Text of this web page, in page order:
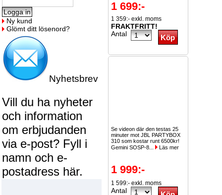
Ny kund
Glömt ditt lösenord?
Nyhetsbrev
Vill du ha nyheter
och information
om erbjudanden
via e-post? Fyll i
namn och e-
postadress här.
1 699:-
1 359:- exkl. moms
FRAKTFRITT!
Antal
Se videon där den testas 25
minuter mot JBL PARTYBOX
310 som kostar runt 6500kr!
Gemini SOSP-8...
Läs mer
1 999:-
1 599:- exkl. moms
Antal